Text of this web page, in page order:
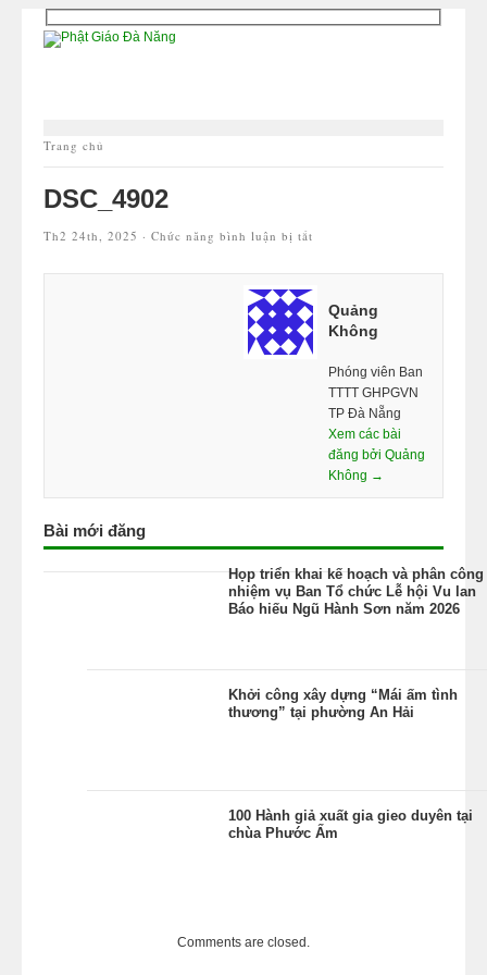
Trang chủ
DSC_4902
Th2 24th, 2025 ·Chức năng bình luận bị tắt
Quảng
Không
Phóng viên Ban
TTTT GHPGVN
TP Đà Nẵng
Xem các bài
đăng bởi Quảng
Không →
Bài mới đăng
Họp triển khai kế hoạch và phân công
nhiệm vụ Ban Tổ chức Lễ hội Vu lan
Báo hiếu Ngũ Hành Sơn năm 2026
Khởi công xây dựng “Mái ấm tình
thương” tại phường An Hải
100 Hành giả xuất gia gieo duyên tại
chùa Phước Ấm
Comments are closed.